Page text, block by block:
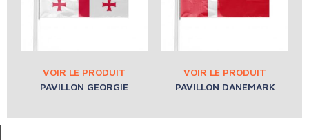
PAVILLON GEORGIE PAVILLON DANEMARK